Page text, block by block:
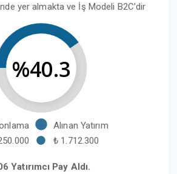
yer almakta ve İş Modeli B2C’dir
%40.3
Alınan Yatırım
₺ 1.712.300
Yatırımcı Pay Aldı.